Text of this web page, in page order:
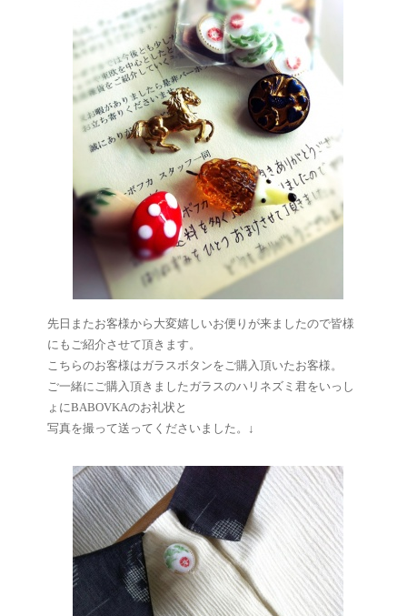
先日またお客様から大変嬉しいお便りが来ましたので皆様
にもご紹介させて頂きます。
こちらのお客様はガラスボタンをご購入頂いたお客様。
ご一緒にご購入頂きましたガラスのハリネズミ君をいっし
ょにBABOVKAのお礼状と
写真を撮って送ってくださいました。↓